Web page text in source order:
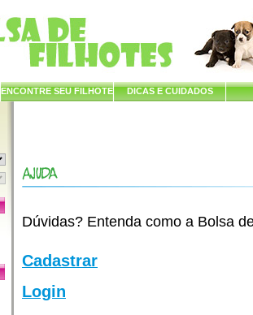
ENCONTRE SEU FILHOTE DICAS E CUIDADOS
Dúvidas? Entenda como a Bolsa
Cadastrar
Login